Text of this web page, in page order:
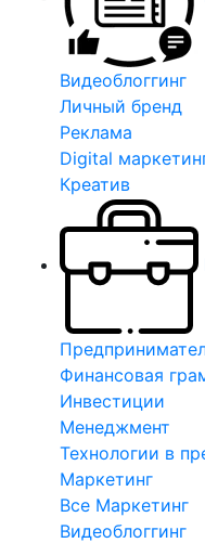
Видеоблоггинг
Личный бренд
Реклама
Digital
Креатив
Финансовая
Инвестиции
Менеджмент
Технологии в
Маркетинг
Все Маркетинг
Видеоблоггинг